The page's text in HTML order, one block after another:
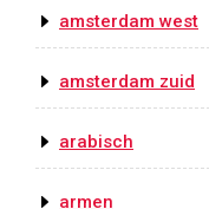
amsterdam west
amsterdam zuid
arabisch
armen